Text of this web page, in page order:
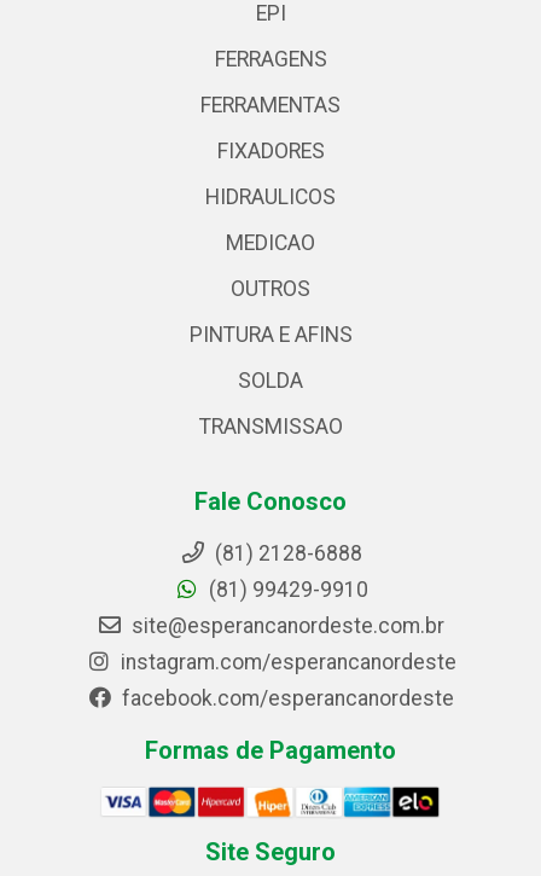
EPI
FERRAGENS
FERRAMENTAS
FIXADORES
HIDRAULICOS
MEDICAO
OUTROS
PINTURA E AFINS
SOLDA
TRANSMISSAO
Fale Conosco
(81) 2128-6888
(81) 99429-9910
site@esperancanordeste.com.br
instagram.com/esperancanordeste
facebook.com/esperancanordeste
Formas de Pagamento
Site Seguro